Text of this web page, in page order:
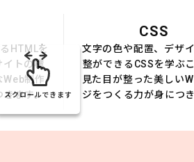
HTMLを
イトの構
Web制作
きます。
CSS
文字の色や配置、デザ
整ができるCSSを学ぶ
見た目が整った美しい
ジをつくる力が身につ
スクロールできます